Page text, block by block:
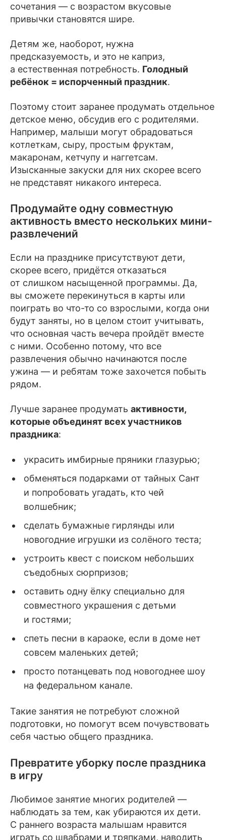
сочетания — с возрастом вкусовые
привычки становятся шире.
Детям же, наоборот, нужна
предсказуемость, и это не каприз,
а естественная потребность. Голодный
ребёнок = испорченный праздник.
Поэтому стоит заранее продумать отдельное
детское меню, обсудив его с родителями.
Например, малыши могут обрадоваться
котлеткам, сыру, простым фруктам,
макаронам, кетчупу и наггетсам.
Изысканные закуски для них скорее всего
не представят никакого интереса.
Продумайте одну совместную
активность вместо нескольких мини-
развлечений
Если на празднике присутствуют дети,
скорее всего, придётся отказаться
от слишком насыщенной программы. Да,
вы сможете перекинуться в карты или
поиграть во что-то со взрослыми, когда они
будут заняты, но в целом стоит учитывать,
что основная часть вечера пройдёт вместе
с ними. Особенно потому, что все
развлечения обычно начинаются после
ужина — и ребятам тоже захочется побыть
рядом.
Лучше заранее продумать активности,
которые объединят всех участников
праздника:
украсить имбирные пряники глазурью;
обменяться подарками от тайных Сант
и попробовать угадать, кто чей
волшебник;
сделать бумажные гирлянды или
новогодние игрушки из солёного теста;
устроить квест с поиском небольших
съедобных сюрпризов;
оставить одну ёлку специально для
совместного украшения с детьми
и гостями;
спеть песни в караоке, если в доме нет
совсем маленьких детей;
просто потанцевать под новогоднее шоу
на федеральном канале.
Такие занятия не потребуют сложной
подготовки, но помогут всем почувствовать
себя частью общего праздника.
Превратите уборку после праздника
в игру
Любимое занятие многих родителей —
наблюдать за тем, как убираются их дети.
С раннего возраста малышам нравится
играть со швабрами и тряпками, наводить